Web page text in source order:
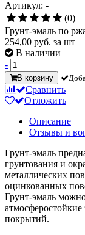
Артикул: -
(0)
Грунт-эмаль по
254,00 руб. за шт
В наличии
-
В корзину
Сравнить
Отложить
Описание
Отзывы и
Грунт-эмаль
грунтования и
металлических
оцинкованных
Грунт-эмаль
покрытий.